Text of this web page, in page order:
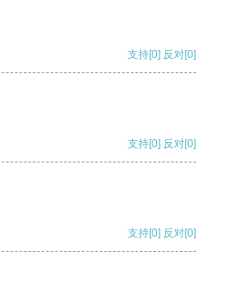
支持[0] 反对[0]
支持[0] 反对[0]
支持[0] 反对[0]